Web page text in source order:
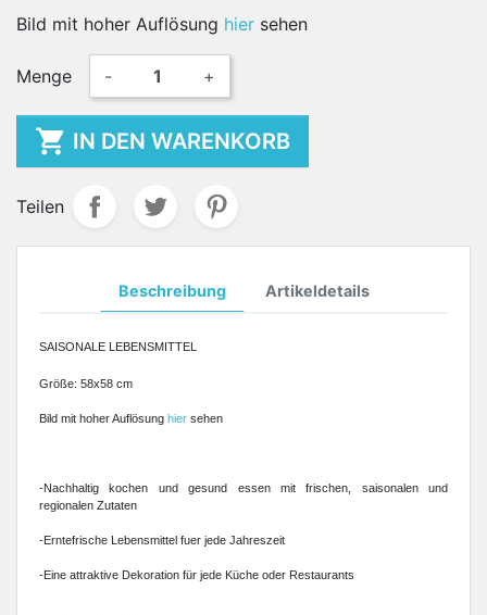
Bild mit hoher Auflösung hier sehen
Menge - +
 IN DEN WARENKORB
Teilen
Beschreibung Artikeldetails
SAISONALE LEBENSMITTEL
Größe: 58x58 cm
Bild mit hoher Auflösung hier sehen
-Nachhaltig kochen und gesund essen mit frischen, saisonalen und
regionalen Zutaten
-Erntefrische Lebensmittel fuer jede Jahreszeit
-Eine attraktive Dekoration für jede Küche oder Restaurants